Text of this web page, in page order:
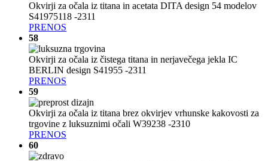
Okvirji za očala iz titana in acetata DITA design 54 modelov
S41975118 -2311
PRENOS
58
Okvirji za očala iz čistega titana in nerjavečega jekla IC
BERLIN design S41955 -2311
PRENOS
59
Okvirji za očala iz titana brez okvirjev vrhunske kakovosti za
trgovine z luksuznimi očali W39238 -2310
PRENOS
60